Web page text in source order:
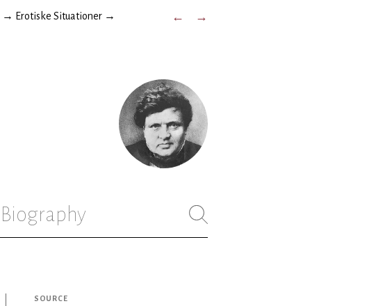
→ Erotiske Situationer →
← →
Biography
SOURCE